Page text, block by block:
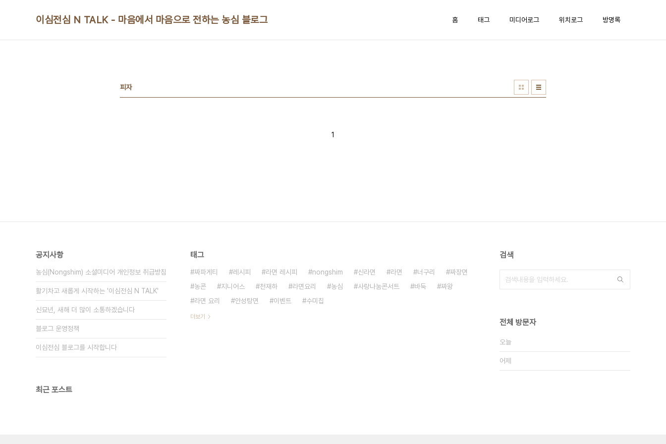
이심전심 N TALK - 마음에서 마음으로 전하는 농심 블로그 홈 태그 미디어로그 위치로그 방명록
피자
1
공지사항
농심(Nongshim) 소셜미디어 개인정보 취급방침
활기차고 새롭게 시작하는 '이심전심 N TALK'
신묘년, 새해 더 많이 소통하겠습니다
블로그 운영정책
이심전심 블로그를 시작합니다
최근 포스트
태그
짜파게티 레시피 라면 레시피 nongshim 신라면 라면 너구리
짜장면
농콘
지니어스 천재하 라면요리 농심 사랑나눔콘서트 바둑
짜왕
라면 요리
안성탕면 이벤트 수미칩
더보기
검색
전체 방문자
오늘
어제